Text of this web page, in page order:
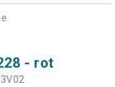
- rot